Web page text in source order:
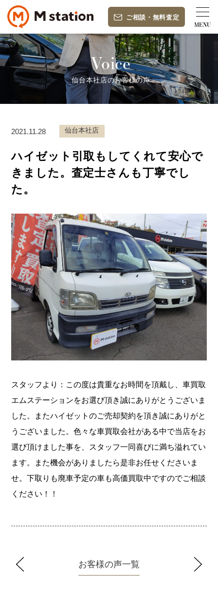
ご相談 ・ 無料査定
Voice
仙台本社店のお客様の声
2021.11.28 仙台本社店
ハイゼット引取もしてくれて安心で
きました。査定士さんも丁寧でし
た。
スタッフより：この度は貴重なお時間を頂戴し、車買取
エムステーションをお選び頂き誠にありがとうございま
した。またハイゼットのご売却契約を頂き誠にありがと
うございました。色々な車買取会社がある中で当店をお
選び頂けました事を、スタッフ一同喜びに満ち溢れてい
ます。また機会がありましたら是非お任せくださいま
せ。下取りも廃車予定の車も高価買取中ですのでご相談
ください！！
お客様の声一覧